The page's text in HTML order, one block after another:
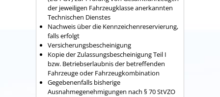
der jeweiligen Fahrzeugklasse anerkannten
Technischen Dienstes
Nachweis über die Kennzeichenreservierung,
falls erfolgt
Versicherungsbescheinigung
Kopie der Zulassungsbescheinigung Teil I
bzw. Betriebserlaubnis der betreffenden
Fahrzeuge oder Fahrzeugkombination
Gegebenenfalls bisherige
Ausnahmegenehmigungen nach § 70 StVZO